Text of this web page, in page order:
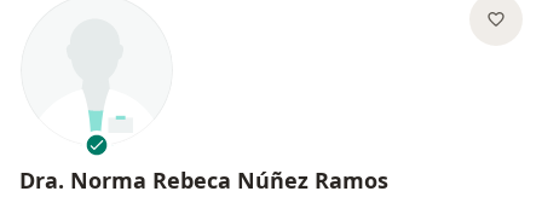
Dra. Norma Rebeca Núñez Ramos